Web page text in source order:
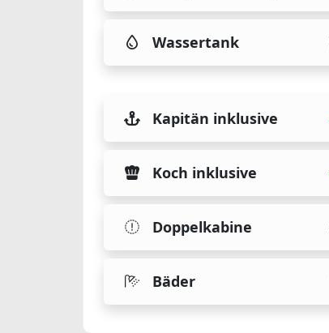
Wassertank
Kapitän inklusive
Koch inklusive
Doppelkabine
Bäder